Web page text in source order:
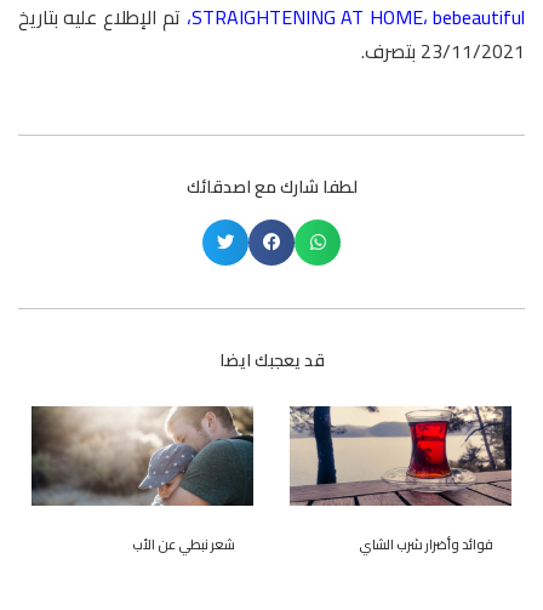
STRAIGHTENING AT HOME،bebeautiful ، تم الإطلاع عليه بتاريخ
23/11/2021 بتصرف.
لطفا شارك مع اصدقائك
قد يعجبك ايضا
فوائد وأضرار شرب الشاي شعر نبطي عن الأب